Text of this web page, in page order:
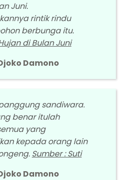
Juni.
rintik rindu
berbunga itu.
di Bulan Juni
Damono
sandiwara.
benar itulah
yang
kepada orang lain
Sumber : Suti
Damono